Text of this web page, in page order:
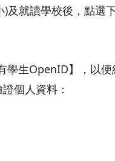
及就讀學校後，點選
學生OpenID】，以便
個人資料：